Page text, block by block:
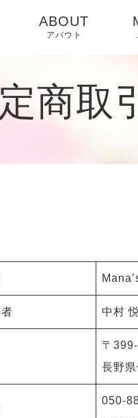
ABOUT
アバウト
メディア掲載
商取
中村
〒
長野
050-